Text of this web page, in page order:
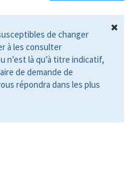
de changer
à les consulter
n’est là qu’à titre indicatif,
de demande de
répondra dans les plus